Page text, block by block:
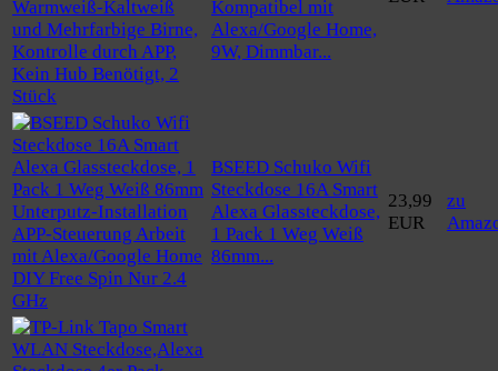
Kompatibel mit
Alexa/Google Home,
9W, Dimmbar...
BSEED Schuko Wifi
Steckdose 16A Smart
Alexa Glassteckdose,
1 Pack 1 Weg Weiß
86mm...
23,99
EUR
zu